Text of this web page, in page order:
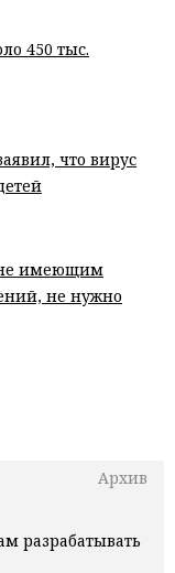
Архив
разрабатывать
450 тыс.
что вирус
имеющим
не нужно